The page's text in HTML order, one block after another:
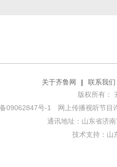
关于齐鲁网 |
联系我们
版权所有：
09062847号-1
网上传播视听节目
通讯地址：山东省济
技术支持： 山